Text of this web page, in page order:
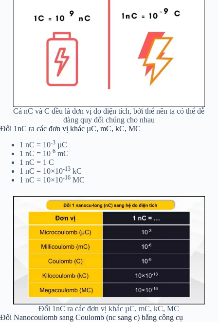
Cả nC và C đều là đơn vị đo điện tích, bởi thể nên ta có thể dễ
dàng quy đổi chúng cho nhau
Đổi 1nC ra các đơn vị khác µC, mC, kC, MC
1 nC = 10-3 µC
1 nC = 10-6 mC
1 nC = 1 C
1 nC = 10×10-13 kC
1 nC = 10×10-16 MC
Đổi 1nC ra các đơn vị khác µC, mC, kC, MC
Đổi Nanocoulomb sang Coulomb (nc sang c) bằng công cụ